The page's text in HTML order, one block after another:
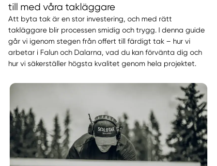
till med våra takläggare
Att byta tak är en stor investering, och med rätt
takläggare blir processen smidig och trygg. I denna guide
går vi igenom stegen från offert till färdigt tak – hur vi
arbetar i Falun och Dalarna, vad du kan förvänta dig och
hur vi säkerställer högsta kvalitet genom hela projektet.